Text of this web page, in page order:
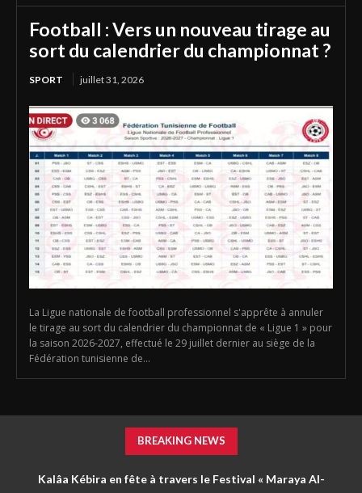
Football : Vers un nouveau tirage au
sort du calendrier du championnat ?
SPORT juillet 31, 2026
La Ligue nationale de football professionnel s'apprête à annuler
le tirage au sort du calendrier du championnat de « Ligue 1 » pour
la saison 2026-2027, effectué le 29 juillet dernier au siège de la
Fédération tunisienne de...
BREAKING NEWS
Kalâa Kébira en fête à travers le Festival « Maraya Al-